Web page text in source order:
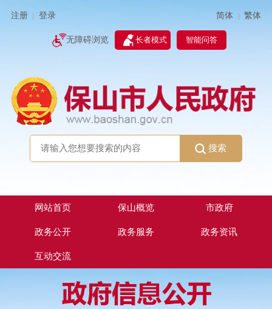
注册 登录 简体 | 繁体
无障碍浏览 长者模式 智能问答
搜索
网站首页 保山概览 市政府
政务公开 政务服务 政务资讯
互动交流